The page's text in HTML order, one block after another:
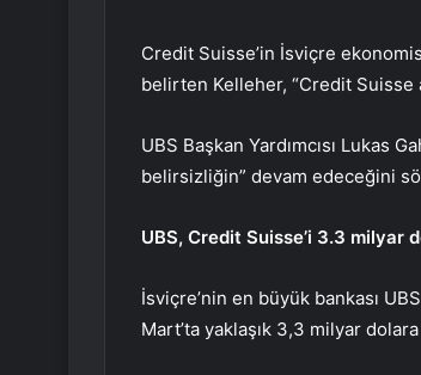
Credit Suisse’in İsviçre
belirten Kelleher, “Credit Suisse
UBS Başkan Yardımcısı Lukas
belirsizliğin” devam edeceğini
UBS, Credit Suisse’i 3.3 milyar
İsviçre’nin en büyük bankası
Mart’ta yaklaşık 3,3 milyar dolara